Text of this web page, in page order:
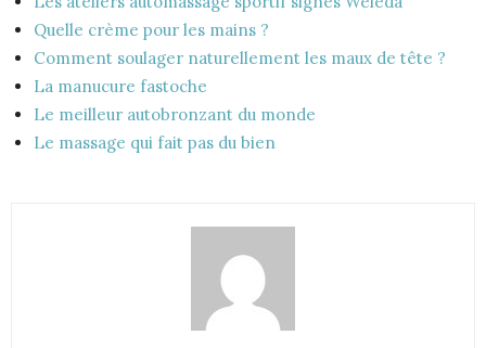
Quelle crème pour les mains ?
Comment soulager naturellement les maux de tête ?
La manucure fastoche
Le meilleur autobronzant du monde
Le massage qui fait pas du bien